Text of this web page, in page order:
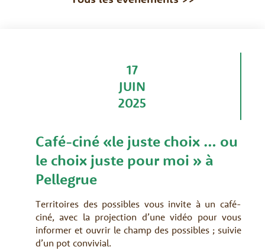
17
JUIN
2025
Café-ciné «le juste choix … ou
le choix juste pour moi » à
Pellegrue
Territoires des possibles vous invite à un café-
ciné, avec la projection d’une vidéo pour vous
informer et ouvrir le champ des possibles ; suivie
d’un pot convivial.